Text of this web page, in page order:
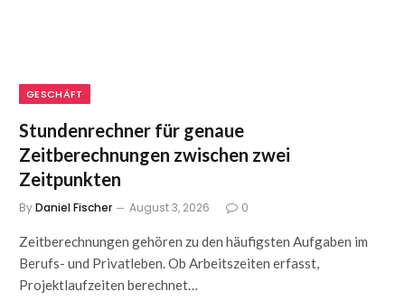
GESCHÄFT
Stundenrechner für genaue
Zeitberechnungen zwischen zwei
Zeitpunkten
ByDaniel Fischer August 3, 2026 0
Zeitberechnungen gehören zu den häufigsten Aufgaben im
Berufs- und Privatleben. Ob Arbeitszeiten erfasst,
Projektlaufzeiten berechnet…